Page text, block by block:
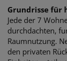
Grundrisse für
Jede der 7
durchdachten,
Raumnutzung.
den privaten